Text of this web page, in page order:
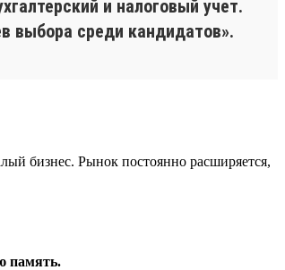
и налоговый учет.
выбора среди кандидатов».
бизнес. Рынок постоянно расширяется,
память.